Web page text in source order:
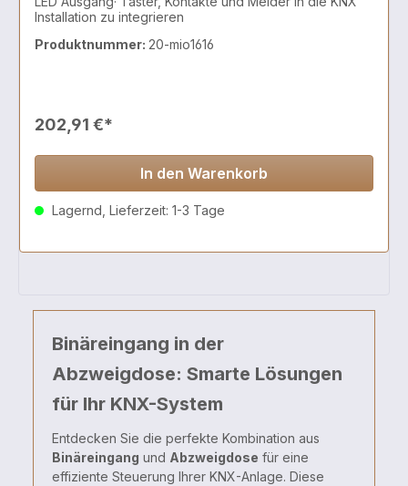
Installation zu integrieren
Produktnummer: 20-mio1616
202,91 €*
In den Warenkorb
Lagernd, Lieferzeit: 1-3 Tage
Binäreingang in der
Abzweigdose: Smarte Lösungen
für Ihr KNX-System
Entdecken Sie die perfekte Kombination aus
Binäreingang und Abzweigdose für eine
effiziente Steuerung Ihrer KNX-Anlage. Diese